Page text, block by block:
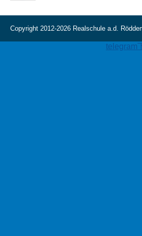
Copyright 2012-2026 Realschule a.d.
telegram